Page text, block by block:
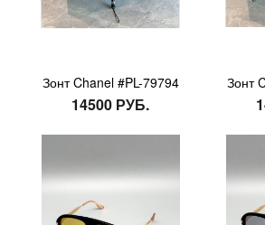
Зонт Chanel #PL-79794
14500 РУБ.
Зонт